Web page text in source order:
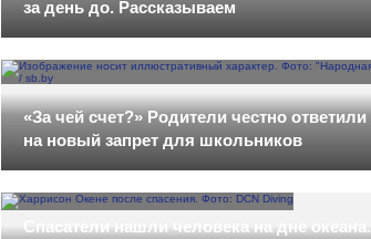
за день до. Рассказываем
«За чей счет?» Родители честно ответили
на новый запрет для школьников
Спасатели нашли человека на дне океана.